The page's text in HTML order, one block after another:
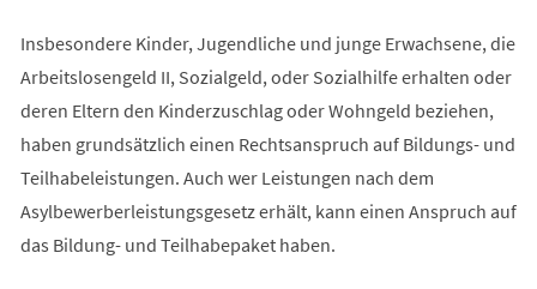
Insbesondere Kinder, Jugendliche und junge Erwachsene, die
Arbeitslosengeld II, Sozialgeld, oder Sozialhilfe erhalten oder
deren Eltern den Kinderzuschlag oder Wohngeld beziehen,
haben grundsätzlich einen Rechtsanspruch auf Bildungs- und
Teilhabeleistungen. Auch wer Leistungen nach dem
Asylbewerberleistungsgesetz erhält, kann einen Anspruch auf
das Bildung- und Teilhabepaket haben.